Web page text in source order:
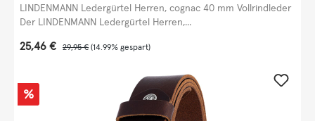
LINDENMANN Ledergürtel Herren, cognac 40 mm Vollrindleder
Der LINDENMANN Ledergürtel Herren,...
Verkaufspreis:
25,46 € Regulärer Preis:
29,95 € (14.99% gespart)
Rabatt
%